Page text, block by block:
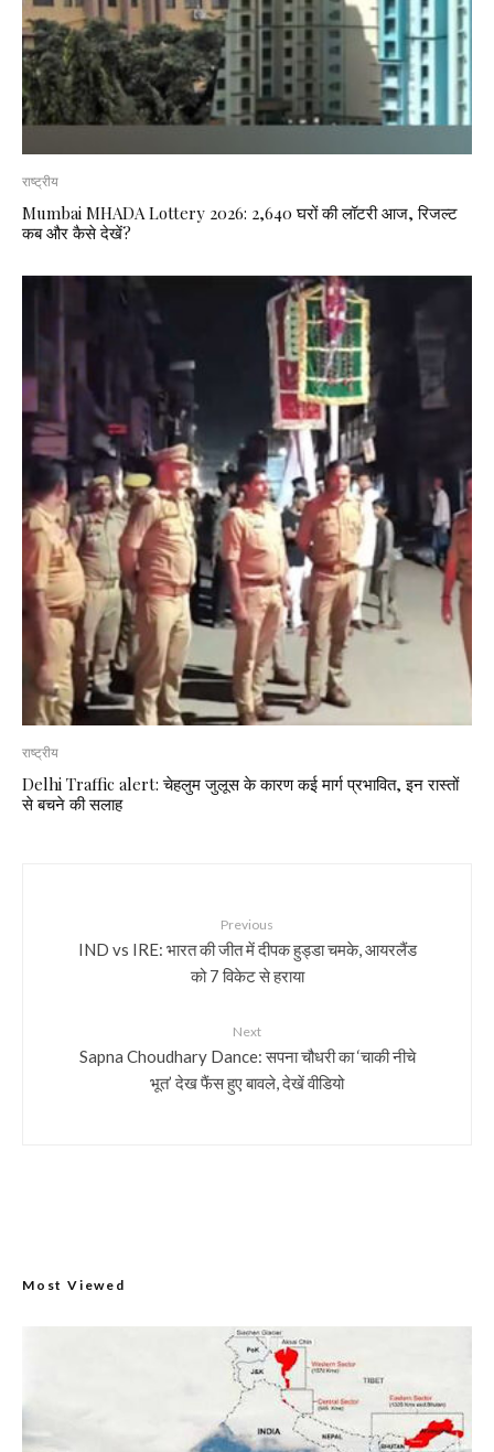
राष्ट्रीय
Mumbai MHADA Lottery 2026: 2,640 घरों की लॉटरी आज, रिजल्ट
कब और कैसे देखें?
राष्ट्रीय
Delhi Traffic alert: चेहलुम जुलूस के कारण कई मार्ग प्रभावित, इन रास्तों
से बचने की सलाह
Previous
IND vs IRE: भारत की जीत में दीपक हुड्डा चमके, आयरलैंड
को 7 विकेट से हराया
Next
Sapna Choudhary Dance: सपना चौधरी का ‘चाकी नीचे
भूत’ देख फैंस हुए बावले, देखें वीडियो
Most Viewed